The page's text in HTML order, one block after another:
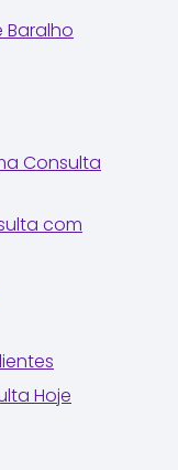
Baralho
Consulta
com
Hoje